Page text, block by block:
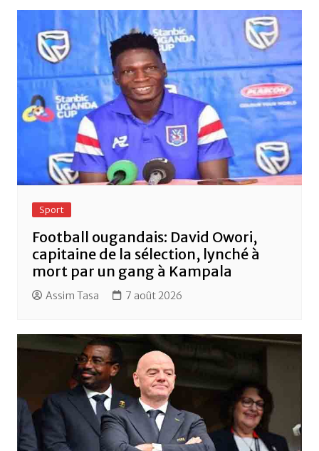
o
k
p
Sport
Football ougandais: David Owori,
capitaine de la sélection, lynché à
mort par un gang à Kampala
Assim Tasa 7 août 2026